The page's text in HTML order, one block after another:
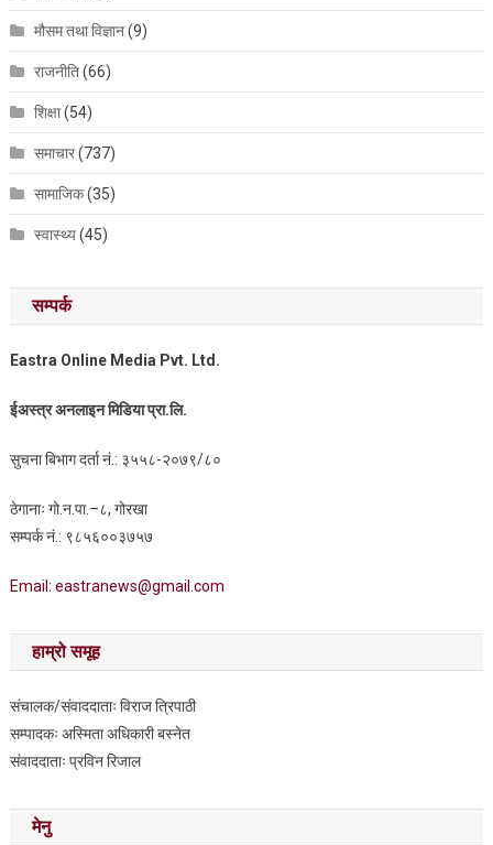
मौसम तथा विज्ञान(9)
राजनीति(66)
शिक्षा(54)
समाचार(737)
सामाजिक(35)
स्वास्थ्य(45)
सम्पर्क
Eastra Online Media Pvt. Ltd.
ईअस्त्र अनलाइन मिडिया प्रा.लि.
सुचना बिभाग दर्ता नं.: ३५५८-२०७९/८०
ठेगानाः गो.न.पा.–८, गोरखा
सम्पर्क नं.: ९८५६००३७५७
Email: eastranews@gmail.com
हाम्रो समूह
संचालक/संवाददाताः विराज त्रिपाठी
सम्पादकः अस्मिता अधिकारी बस्नेत
संवाददाताः प्रविन रिजाल
मेनु